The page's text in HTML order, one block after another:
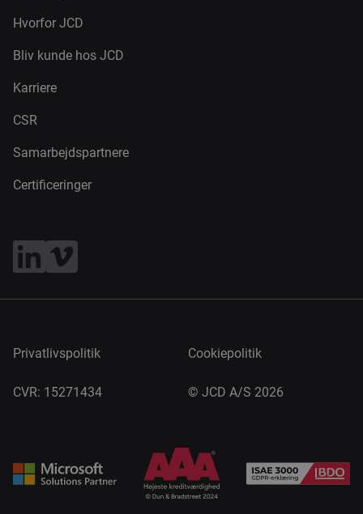
Hvorfor JCD
Bliv kunde hos JCD
Karriere
CSR
Samarbejdspartnere
Certificeringer
Privatlivspolitik Cookiepolitik
CVR: 15271434 © JCD A/S 2026